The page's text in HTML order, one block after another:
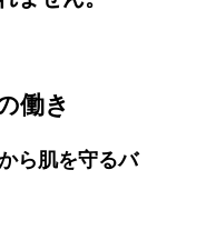
働き
ら肌を守るバ